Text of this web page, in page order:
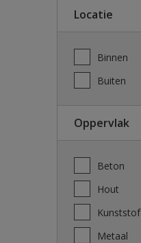
Locatie
Binnen
Buiten
Oppervlak
Beton
Hout
Kunststof
Metaal